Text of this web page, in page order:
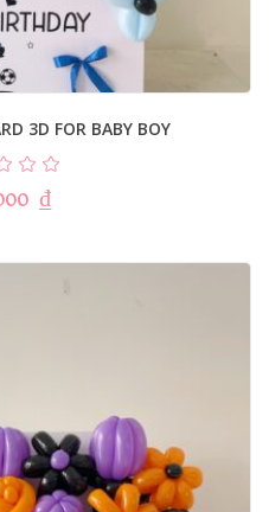
3D FOR BABY BOY
₫